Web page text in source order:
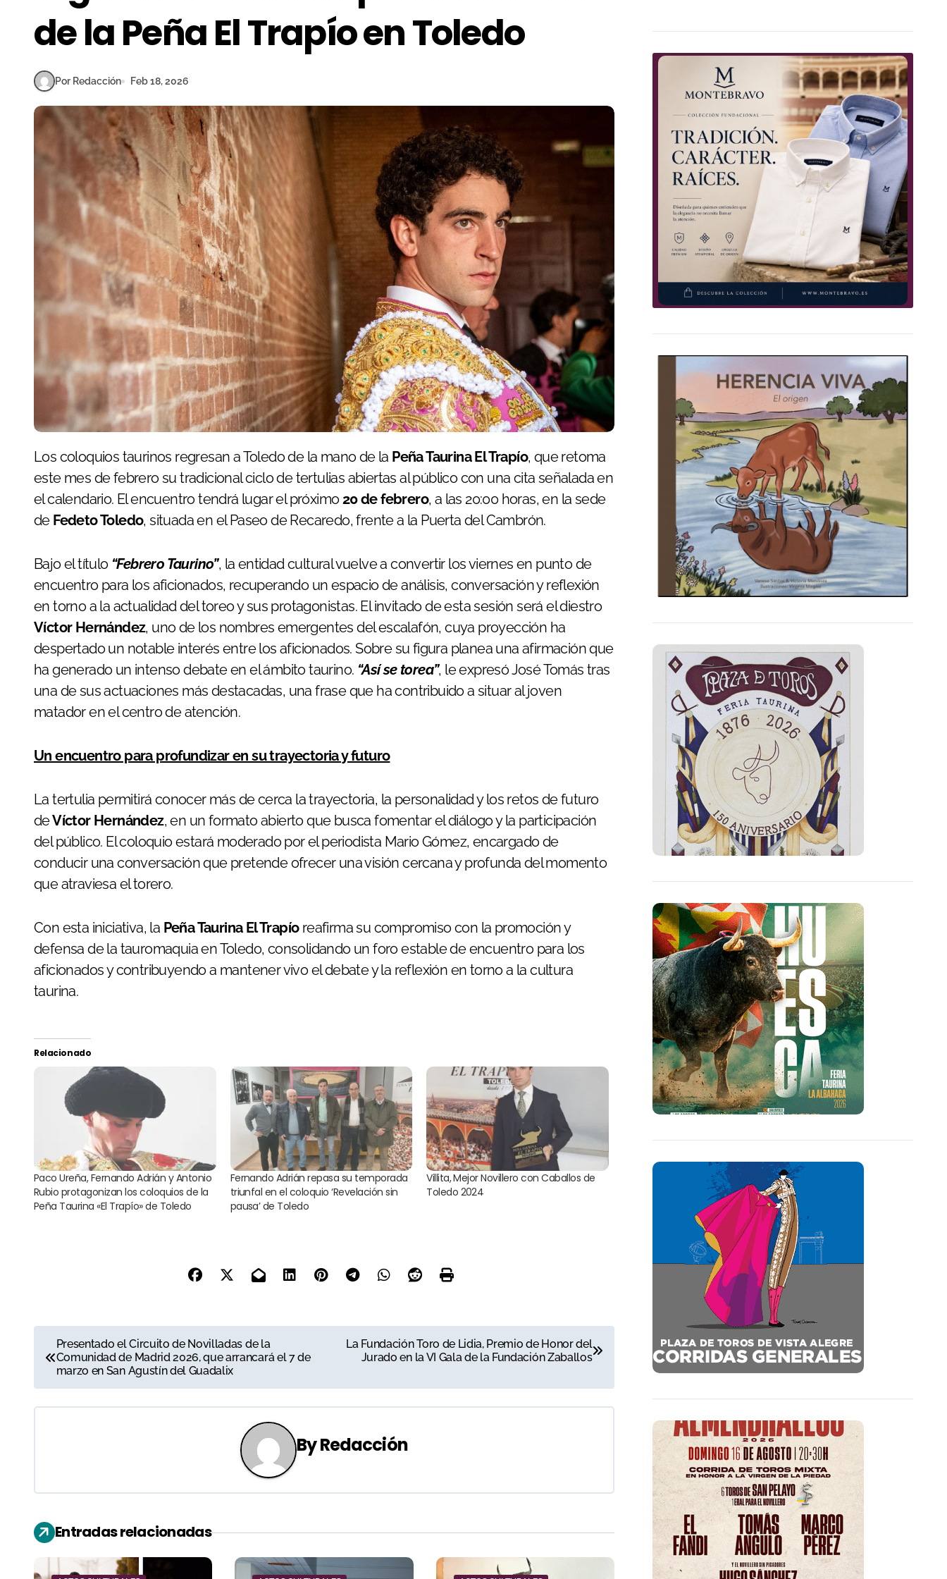
de la Peña El Trapío en Toledo
Por Redacción Feb 18, 2026
Los coloquios taurinos regresan a Toledo de la mano de la Peña Taurina El Trapío, que retoma
este mes de febrero su tradicional ciclo de tertulias abiertas al público con una cita señalada en
el calendario. El encuentro tendrá lugar el próximo20 de febrero, a las 20:00 horas, en la sede
de Fedeto Toledo, situada en el Paseo de Recaredo, frente a la Puerta del Cambrón.
Bajo el título “Febrero Taurino”, la entidad cultural vuelve a convertir los viernes en punto de
encuentro para los aficionados, recuperando un espacio de análisis, conversación y reflexión
en torno a la actualidad del toreo y sus protagonistas. El invitado de esta sesión será el diestro
Víctor Hernández, uno de los nombres emergentes del escalafón, cuya proyección ha
despertado un notable interés entre los aficionados. Sobre su figura planea una afirmación que
ha generado un intenso debate en el ámbito taurino. “Así se torea”, le expresó José Tomás tras
una de sus actuaciones más destacadas, una frase que ha contribuido a situar al joven
matador en el centro de atención.
Un encuentro para profundizar en su trayectoria y futuro
La tertulia permitirá conocer más de cerca la trayectoria, la personalidad y los retos de futuro
deVíctor Hernández, en un formato abierto que busca fomentar el diálogo y la participación
del público. El coloquio estará moderado por el periodista Mario Gómez, encargado de
conducir una conversación que pretende ofrecer una visión cercana y profunda del momento
que atraviesa el torero.
Con esta iniciativa, la Peña Taurina El Trapíoreafirma su compromiso con la promoción y
defensa de la tauromaquia en Toledo, consolidando un foro estable de encuentro para los
aficionados y contribuyendo a mantener vivo el debate y la reflexión en torno a la cultura
taurina.
Relacionado
Paco Ureña, Fernando Adrián y Antonio
Rubio protagonizan los coloquios de la
Peña Taurina «El Trapío» de Toledo
Fernando Adrián repasa su temporada
triunfal en el coloquio ‘Revelación sin
pausa’ de Toledo
Villita, Mejor Novillero con Caballos de
Toledo 2024
a
v
a
c
i
ó
Presentado el Circuito de Novilladas de la
Comunidad de Madrid 2026, que arrancará el 7 de
marzo en San Agustín del Guadalix
La Fundación Toro de Lidia, Premio de Honor del
Jurado en la VI Gala de la Fundación Zaballos
ByRedacción
Entradas relacionadas